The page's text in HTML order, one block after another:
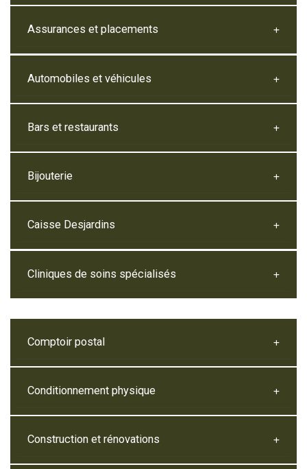
Assurances et placements
Automobiles et véhicules
Bars et restaurants
Bijouterie
Caisse Desjardins
Cliniques de soins spécialisés
Comptoir postal
Conditionnement physique
Construction et rénovations